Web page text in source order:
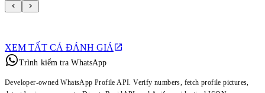
XEM TẤT CẢ ĐÁNH GIÁ
Trình kiểm tra WhatsApp
Developer-owned WhatsApp Profile API. Verify numbers, fetch profile pictures,